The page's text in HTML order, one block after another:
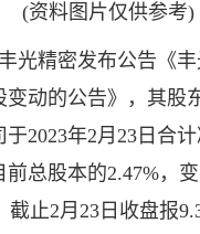
(资料图片仅供参考)
光精密发布公告《
变动的公告》，其股
2023年2月23日合计
前总股本的2.47%，
截止2月23日收盘报